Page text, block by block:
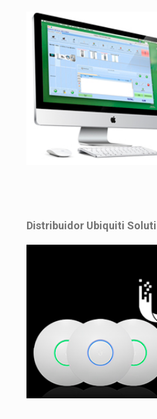
Distribuidor Ubiquiti